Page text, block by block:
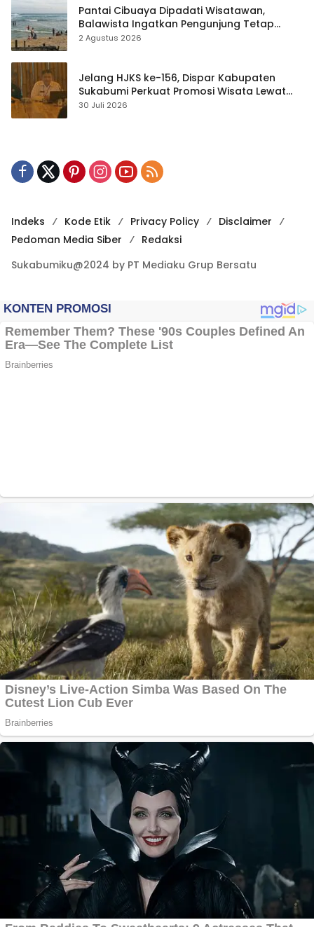
Pantai Cibuaya Dipadati Wisatawan,
Balawista Ingatkan Pengunjung Tetap
Waspada
2 Agustus 2026
Jelang HJKS ke-156, Dispar Kabupaten
Sukabumi Perkuat Promosi Wisata Lewat
Publikasi Digital
30 Juli 2026
Indeks Kode Etik Privacy Policy
Disclaimer
Pedoman Media Siber
Redaksi
Sukabumiku@2024 by PT Mediaku Grup Bersatu